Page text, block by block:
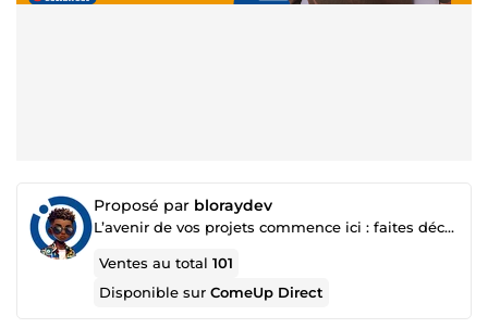
Proposé par bloraydev
L’avenir de vos projets commence ici : faites décoller votre business 🚀
Ventes au total101
Disponible surComeUp Direct